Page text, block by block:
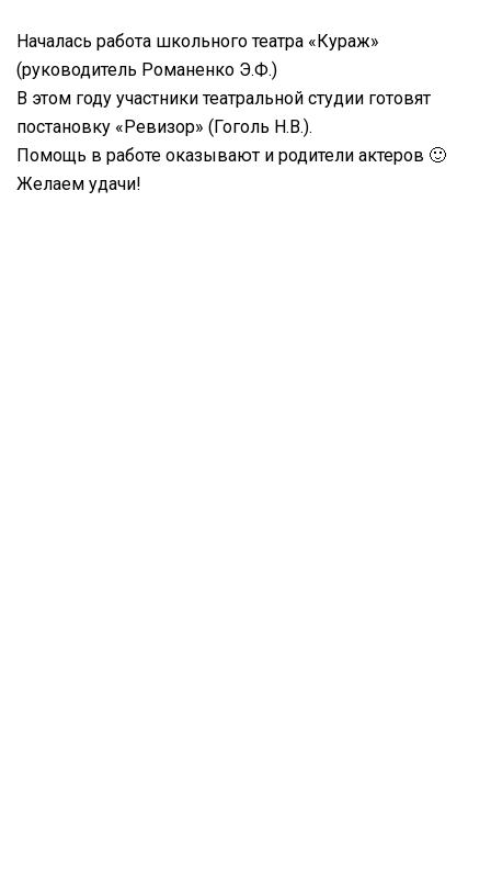
Началась работа школьного театра «Кураж»
(руководитель Романенко Э.Ф.)
В этом году участники театральной студии готовят
постановку «Ревизор» (Гоголь Н.В.).
Помощь в работе оказывают и родители актеров 🙂
Желаем удачи!